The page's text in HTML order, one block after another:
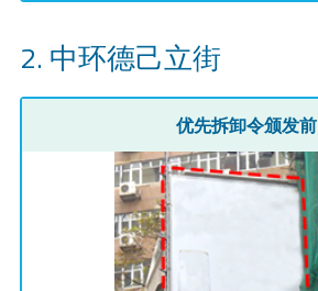
中环德己立街
优先拆卸令颁发前